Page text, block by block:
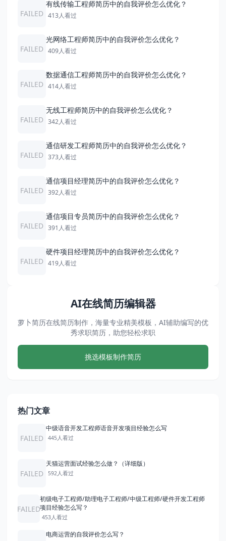
FAILED
有线传输工程师简历中的自我评价怎么优化？
413人看过
FAILED
光网络工程师简历中的自我评价怎么优化？
409人看过
FAILED
数据通信工程师简历中的自我评价怎么优化？
414人看过
FAILED
无线工程师简历中的自我评价怎么优化？
342人看过
FAILED
通信研发工程师简历中的自我评价怎么优化？
373人看过
FAILED
通信项目经理简历中的自我评价怎么优化？
392人看过
FAILED
通信项目专员简历中的自我评价怎么优化？
391人看过
FAILED
硬件项目经理简历中的自我评价怎么优化？
419人看过
AI在线简历编辑器
萝卜简历在线简历制作，海量专业精美模板，AI辅助编写的优
秀求职简历，助您轻松求职
挑选模板制作简历
热门文章
FAILED
中级语音开发工程师语音开发项目经验怎么写
445人看过
FAILED
天猫运营面试经验怎么做？（详细版）
592人看过
FAILED
初级电子工程师/助理电子工程师/中级工程师/硬件开发工程师
项目经验怎么写？
453人看过
电商运营的自我评价怎么写？